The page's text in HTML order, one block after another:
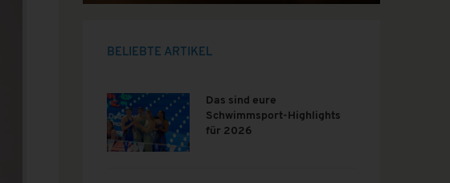
BELIEBTE ARTIKEL
Das sind eure
Schwimmsport-Highlights
für 2026